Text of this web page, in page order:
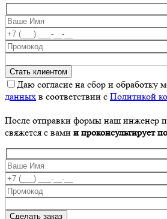
Даю согласие на сбор и обработку
данных в соответствии с Политикой
После отправки формы наш инженер
свяжется с вами и проконсультирует